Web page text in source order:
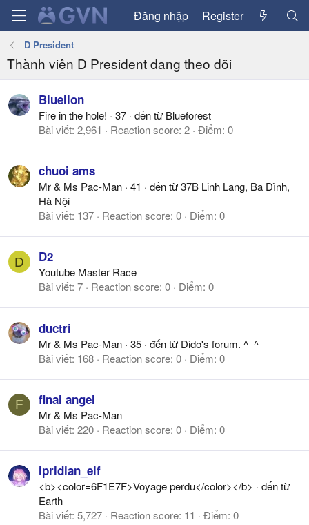
Đăng nhập Register
D President
Thành viên D President đang theo dõi
Bluelion
Fire in the hole! · 37 · đến từ Blueforest
Bài viết 2,961 Reaction score 2 Điểm 0
chuoi ams
Mr & Ms Pac-Man · 41 · đến từ37B Linh Lang, Ba Đình,
Hà Nội
Bài viết 137 Reaction score 0 Điểm 0
D D2
Youtube Master Race
Bài viết 7 Reaction score 0 Điểm 0
ductri
Mr & Ms Pac-Man · 35 · đến từ Dido's forum. ^_^
Bài viết 168 Reaction score 0 Điểm 0
F final angel
Mr & Ms Pac-Man
Bài viết 220 Reaction score 0 Điểm 0
ipridian_elf
<b><color=6F1E7F>Voyage perdu</color></b> · đến từ
Earth
Bài viết 5,727 Reaction score 11 Điểm 0